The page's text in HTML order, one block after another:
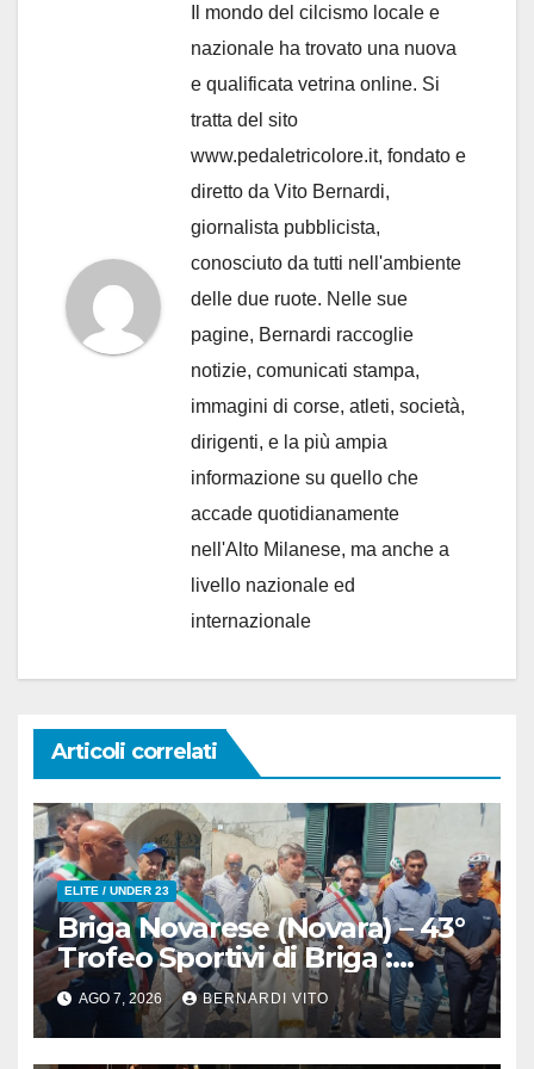
Il mondo del cilcismo locale e
nazionale ha trovato una nuova
e qualificata vetrina online. Si
tratta del sito
www.pedaletricolore.it, fondato e
diretto da Vito Bernardi,
giornalista pubblicista,
conosciuto da tutti nell'ambiente
delle due ruote. Nelle sue
pagine, Bernardi raccoglie
notizie, comunicati stampa,
immagini di corse, atleti, società,
dirigenti, e la più ampia
informazione su quello che
accade quotidianamente
nell'Alto Milanese, ma anche a
livello nazionale ed
internazionale
Articoli correlati
ELITE / UNDER 23
Briga Novarese (Novara) – 43°
Trofeo Sportivi di Briga :
Nicolò Arrighetti è ancora lui il
Re del Muro di San
Colombano
AGO 7, 2026 BERNARDI VITO